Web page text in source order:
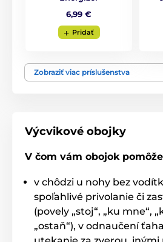
trénovať
vysielačky.
Vysielačka má
funkcie štyroch tlačidiel. Na
navoliť jednu z funkcií.
Dĺžka obojku
Dogtrace d-control
plastový obojok.
nosenie problém a
Dĺžka obojku je nastaviteľnáod
6,99 €
Pridať
Zobraziť viac príslušenstva
Výcvikové obojky
V čom vám obojok
v chôdzi u nohy bez
spoľahlivé privolanie či
(povely „stoj“, „ku mne“,
„ostaň“), v odnaučení